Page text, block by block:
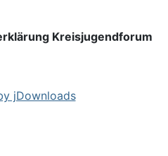
Kreisjugendforum
jDownloads